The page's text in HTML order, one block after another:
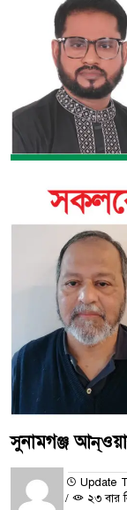
সুনামগঞ্জ
Update
/
২৩ বার